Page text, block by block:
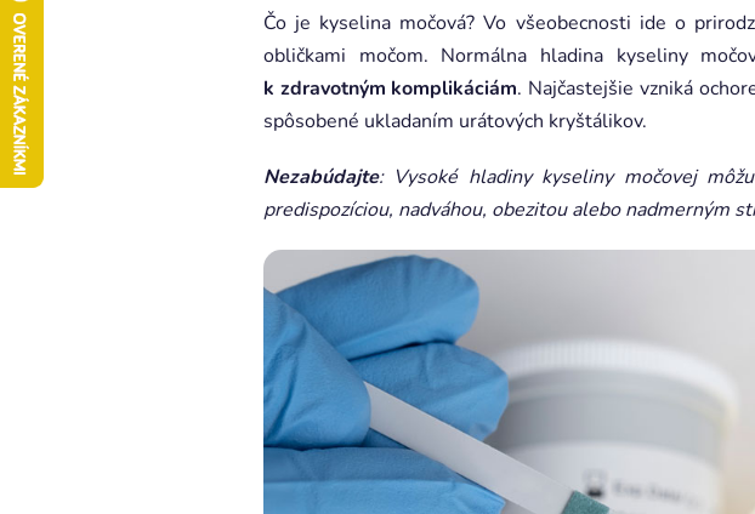
Čo je kyselina močová? Vo všeobecnosti ide o
obličkami močom. Normálna hladina kyseliny
k zdravotným komplikáciám. Najčastejšie vzniká
spôsobené ukladaním urátových kryštálikov.
Nezabúdajte: Vysoké hladiny kyseliny močovej
predispozíciou, nadváhou, obezitou alebo nadmerným